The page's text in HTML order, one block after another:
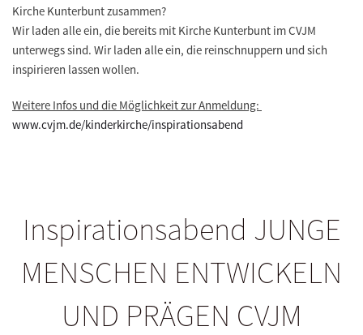
Kirche Kunterbunt zusammen?
Wir laden alle ein, die bereits mit Kirche Kunterbunt im CVJM
unterwegs sind. Wir laden alle ein, die reinschnuppern und sich
inspirieren lassen wollen.
Weitere Infos und die Möglichkeit zur Anmeldung:
www.cvjm.de/kinderkirche/inspirationsabend
Inspirationsabend JUNGE
MENSCHEN ENTWICKELN
UND PRÄGEN CVJM